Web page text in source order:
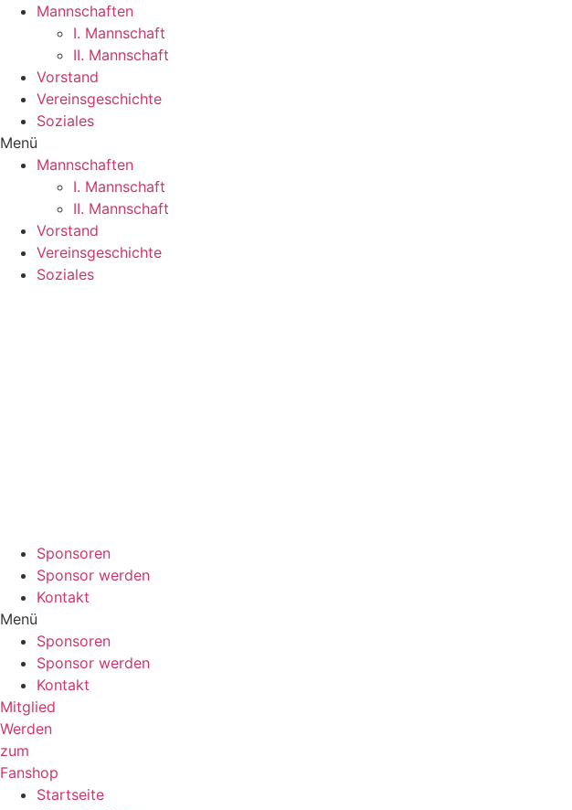
Mannschaften
I. Mannschaft
II. Mannschaft
Vorstand
Vereinsgeschichte
Soziales
Menü
Mannschaften
I. Mannschaft
II. Mannschaft
Vorstand
Vereinsgeschichte
Soziales
Sponsoren
Sponsor werden
Kontakt
Menü
Sponsoren
Sponsor werden
Kontakt
Mitglied
Werden
zum
Fanshop
Startseite